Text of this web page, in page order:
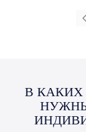
полевых
пуговицах. Они
подходят для
открытом
В КАКИХ